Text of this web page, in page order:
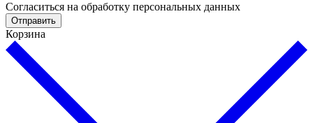
Cогласиться на обработку персональных данных
Отправить
Корзина